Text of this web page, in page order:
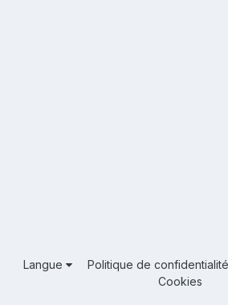
Langue Politique de confidentialité
Cookies